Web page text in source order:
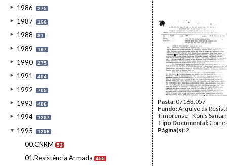
1986 275
1987 166
1988 81
1989 197
1990 275
1991 494
1992 705
1993 486
1994 1287
1995 1298
00.CNRM 53
01.Resistência Armada 455
Pasta:07163.057
Fundo:Arquivo da
Timorense - Konis
Tipo Documental:
Página(s):2